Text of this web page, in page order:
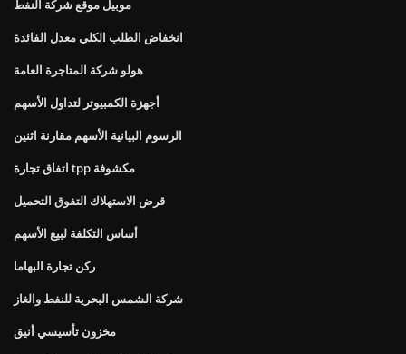
موبيل موقع شركة النفط
انخفاض الطلب الكلي معدل الفائدة
هولو شركة المتاجرة العامة
أجهزة الكمبيوتر لتداول الأسهم
الرسوم البيانية الأسهم مقارنة اثنين
اتفاق تجارة tpp مكشوفة
قرض الاستهلاك التفوق التحميل
أساس التكلفة لبيع الأسهم
ركن تجارة البهاما
شركة الشمس البحرية للنفط والغاز
مخزون تأسيسي أنيق